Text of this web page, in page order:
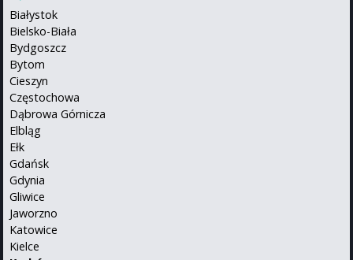
Białystok
Bielsko-Biała
Bydgoszcz
Bytom
Cieszyn
Częstochowa
Dąbrowa Górnicza
Elbląg
Ełk
Gdańsk
Gdynia
Gliwice
Jaworzno
Katowice
Kielce